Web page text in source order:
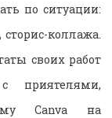
по ситуации:
коллажа.
своих работ
приятелями,
Canva на